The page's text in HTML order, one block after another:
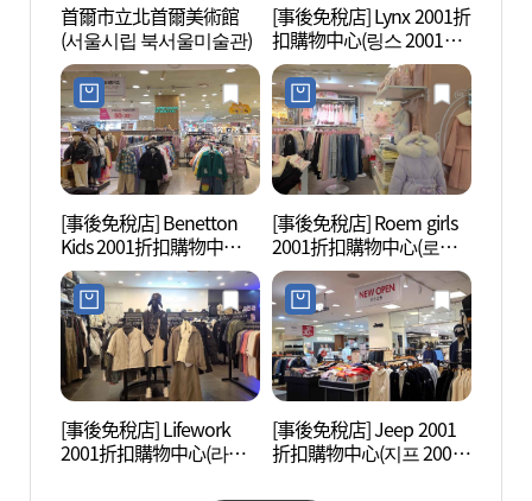
首爾市立北首爾美術館
(서울시립 북서울미술관)
[事後免稅店] Lynx 2001折
扣購物中心(링스 2001아
울렛 중계점)
[事後免稅店] Benetton
Kids 2001折扣購物中心
(베네통키즈 2001아울렛
중계점)
[事後免稅店] Roem girls
2001折扣購物中心(로엠
걸즈 2001아울렛 중계점)
[事後免稅店] Lifework
2001折扣購物中心(라이
[事後免稅店] Jeep 2001
折扣購物中心(지프 2001